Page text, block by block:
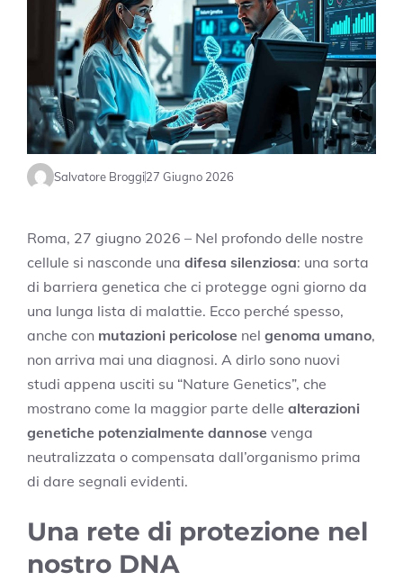
Salvatore Broggi27 Giugno 2026
Roma, 27 giugno 2026 – Nel profondo delle nostre
cellule si nasconde una difesa silenziosa: una sorta
di barriera genetica che ci protegge ogni giorno da
una lunga lista di malattie. Ecco perché spesso,
anche con mutazioni pericolose nel genoma umano,
non arriva mai una diagnosi. A dirlo sono nuovi
studi appena usciti su “Nature Genetics”, che
mostrano come la maggior parte delle alterazioni
genetiche potenzialmente dannose venga
neutralizzata o compensata dall’organismo prima
di dare segnali evidenti.
Una rete di protezione nel
nostro DNA